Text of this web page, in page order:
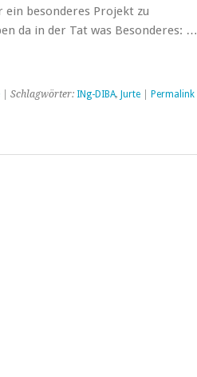
ein besonderes Projekt zu
da in der Tat was Besonderes: …
| Schlagwörter: INg-DIBA, Jurte| Permalink